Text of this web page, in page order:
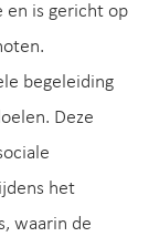
en is gericht op
begeleiding
Deze
het
waarin de